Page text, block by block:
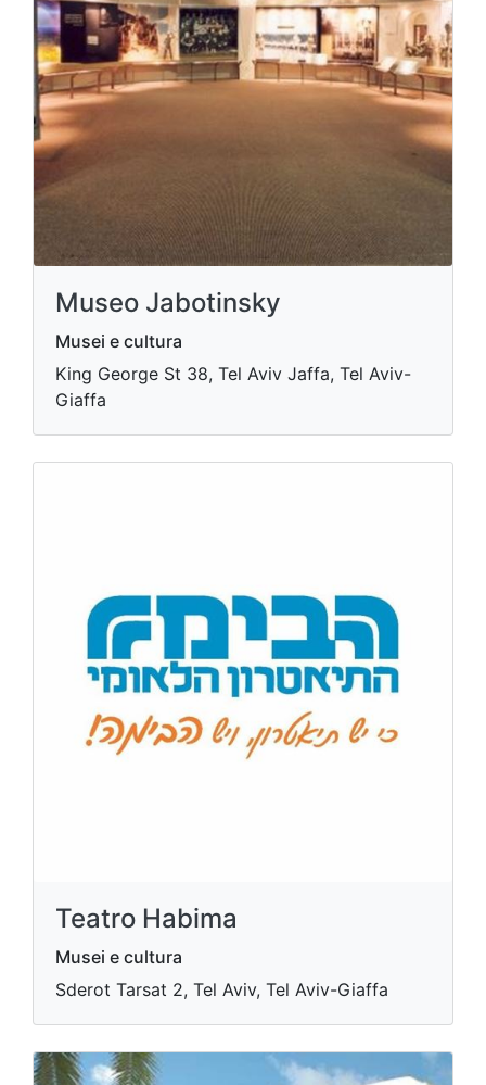
Museo Jabotinsky
Musei e cultura
King George St 38, Tel Aviv Jaffa, Tel Aviv-
Giaffa
Teatro Habima
Musei e cultura
Sderot Tarsat 2, Tel Aviv, Tel Aviv-Giaffa